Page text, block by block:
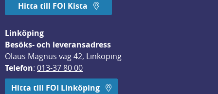
Hitta till FOI Kista
Linköping
Besöks- och leveransadress
Olaus Magnus väg 42, Linköping
Telefon: 013-37 80 00
Hitta till FOI Linköping